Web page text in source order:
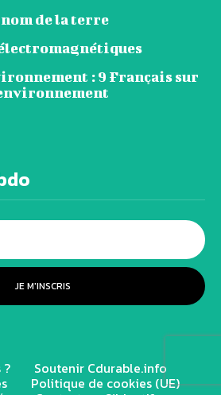
de la terre
: 9 Français sur
JE M'INSCRIS
? Soutenir Cdurable.info
Politique de cookies (UE)